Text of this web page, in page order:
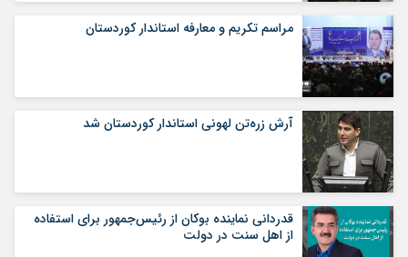
مراسم تکریم و معارفه استاندار کوردستان
آرش زره‌تن لهونی استاندار کوردستان شد
قدردانی نماینده بوکان از رئیس‌جمهور برای استفاده
از اهل سنت در دولت